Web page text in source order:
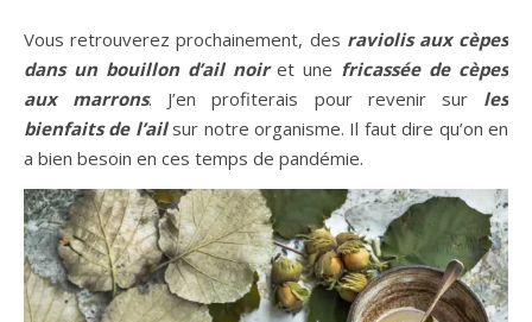
Vous retrouverez prochainement, des raviolis aux cèpes
dans un bouillon d’ail noiret une fricassée de cèpes
aux marrons. J’en profiterais pour revenir sur les
bienfaits de l’ailsur notre organisme. Il faut dire qu’on en
a bien besoin en ces temps de pandémie.